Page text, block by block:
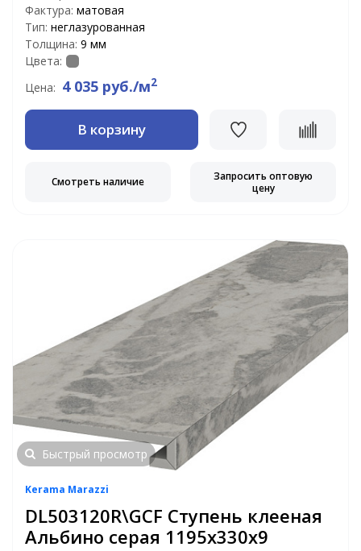
Фактура: матовая
Тип: неглазурованная
Толщина: 9 мм
Цвета:
Цена: 4 035 руб./м2
В корзину
Смотреть наличие
Запросить оптовую
цену
Быстрый просмотр
Kerama Marazzi
DL503120R\GCF Ступень клееная
Альбино серая 1195х330х9